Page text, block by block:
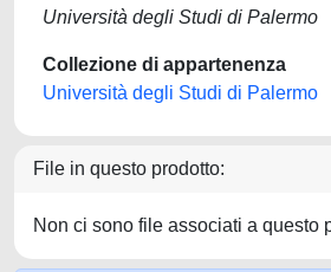
Università degli Studi di Palermo
Collezione di appartenenza
Università degli Studi di Palermo
File in questo prodotto:
Non ci sono file associati a questo